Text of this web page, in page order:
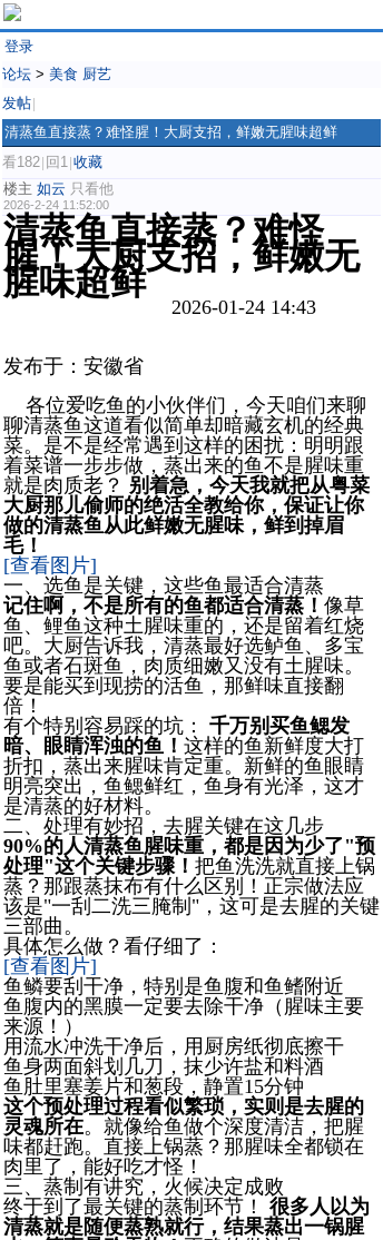
登录
论坛 > 美食 厨艺
发帖
清蒸鱼直接蒸？难怪腥！大厨支招，鲜嫩无腥味超鲜
看182 回1 收藏
楼主 如云 只看他
2026-2-24 11:52:00
清蒸鱼直接蒸？难怪
腥！大厨支招，鲜嫩无
腥味超鲜
2026-01-24 14:43
发布于：安徽省
各位爱吃鱼的小伙伴们，今天咱们来聊
聊清蒸鱼这道看似简单却暗藏玄机的经典
菜。是不是经常遇到这样的困扰：明明跟
着菜谱一步步做，蒸出来的鱼不是腥味重
就是肉质老？ 别着急，今天我就把从粤菜
大厨那儿偷师的绝活全教给你，保证让你
做的清蒸鱼从此鲜嫩无腥味，鲜到掉眉
毛！
[查看图片]
一、选鱼是关键，这些鱼最适合清蒸
记住啊，不是所有的鱼都适合清蒸！ 像草
鱼、鲤鱼这种土腥味重的，还是留着红烧
吧。大厨告诉我，清蒸最好选鲈鱼、多宝
鱼或者石斑鱼，肉质细嫩又没有土腥味。
要是能买到现捞的活鱼，那鲜味直接翻
倍！
有个特别容易踩的坑： 千万别买鱼鳃发
暗、眼睛浑浊的鱼！ 这样的鱼新鲜度大打
折扣，蒸出来腥味肯定重。新鲜的鱼眼睛
明亮突出，鱼鳃鲜红，鱼身有光泽，这才
是清蒸的好材料。
二、处理有妙招，去腥关键在这几步
90%的人清蒸鱼腥味重，都是因为少了"预
处理"这个关键步骤！ 把鱼洗洗就直接上锅
蒸？那跟蒸抹布有什么区别！正宗做法应
该是"一刮二洗三腌制"，这可是去腥的关键
三部曲。
具体怎么做？看仔细了：
[查看图片]
鱼鳞要刮干净，特别是鱼腹和鱼鳍附近
鱼腹内的黑膜一定要去除干净（腥味主要
来源！）
用流水冲洗干净后，用厨房纸彻底擦干
鱼身两面斜划几刀，抹少许盐和料酒
鱼肚里塞姜片和葱段，静置15分钟
这个预处理过程看似繁琐，实则是去腥的
灵魂所在。就像给鱼做个深度清洁，把腥
味都赶跑。直接上锅蒸？那腥味全都锁在
肉里了，能好吃才怪！
三、蒸制有讲究，火候决定成败
终于到了最关键的蒸制环节！ 很多人以为
清蒸就是随便蒸熟就行，结果蒸出一锅腥